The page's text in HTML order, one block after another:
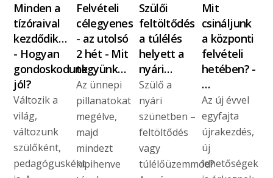
Minden a
tízóraival
kezdődik…
- Hogyan
gondoskodunk
jól?
Változik a
világ,
változunk
szülőként,
pedagógusként
Felvételi
célegyenes
- az utolsó
2 hét - Mit
tegyünk…
Az ünnepi
pillanatokat
megélve,
majd
mindezt
kipihenve
Szülői
feltöltődés
a túlélés
helyett a
nyári…
Szülő a
nyári
szünetben –
feltöltődés
vagy
túlélőüzemmód?
Mit
csináljunk
a központi
felvételi
hetében? -
…
Az új évvel
egyfajta
újrakezdés,
új
lehetőségek